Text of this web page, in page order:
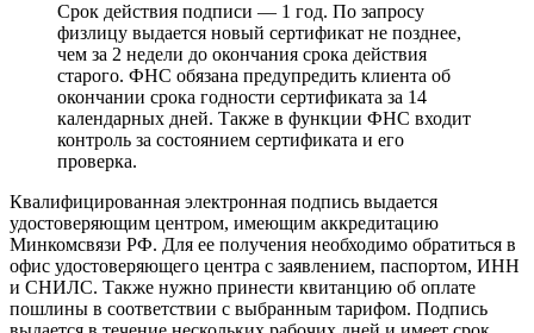
Срок действия подписи — 1 год. По запросу
физлицу выдается новый сертификат не позднее,
чем за 2 недели до окончания срока действия
старого. ФНС обязана предупредить клиента об
окончании срока годности сертификата за 14
календарных дней. Также в функции ФНС входит
контроль за состоянием сертификата и его
проверка.
Квалифицированная электронная подпись выдается
удостоверяющим центром, имеющим аккредитацию
Минкомсвязи РФ. Для ее получения необходимо обратиться в
офис удостоверяющего центра с заявлением, паспортом, ИНН
и СНИЛС. Также нужно принести квитанцию об оплате
пошлины в соответствии с выбранным тарифом. Подпись